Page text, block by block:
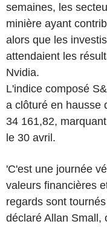
semaines, les
minière ayant
alors que les
attendaient les
Nvidia.
L'indice composé
a clôturé en hausse
34 161,82,
le 30 avril.
'C'est une journée
valeurs financières
regards sont
déclaré Allan Small,